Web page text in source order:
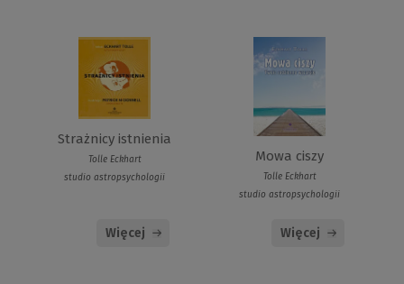
Strażnicy istnienia
Tolle Eckhart
studio astropsychologii
Więcej
Mowa ciszy
Tolle Eckhart
studio astropsychologii
Więcej